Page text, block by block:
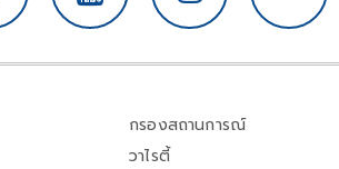
กรองสถานการณ์
วาไรตี้